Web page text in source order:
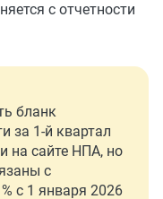
с отчетности
бланк
за 1-й квартал
на сайте НПА, но
с
с 1 января 2026